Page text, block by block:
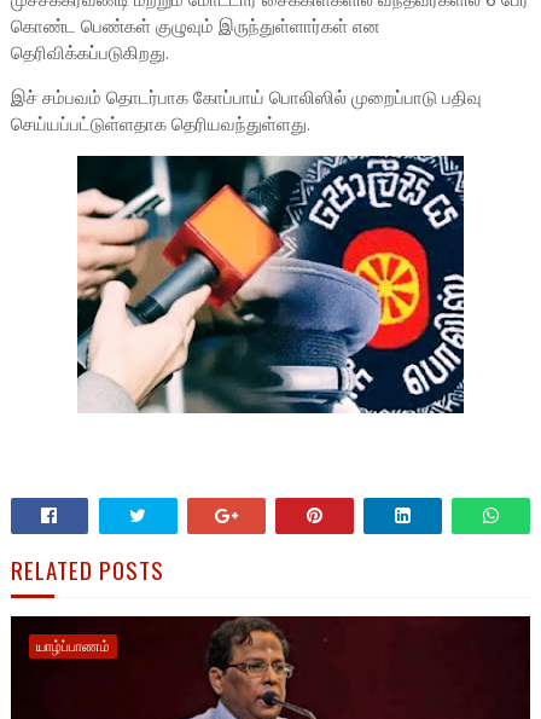
கொண்ட பெண்கள் குழுவும் இருந்துள்ளார்கள் என
தெரிவிக்கப்படுகிறது.
இச் சம்பவம் தொடர்பாக கோப்பாய் பொலிஸில் முறைப்பாடு பதிவு
செய்யப்பட்டுள்ளதாக தெரியவந்துள்ளது.
RELATED POSTS
யாழ்ப்பாணம்